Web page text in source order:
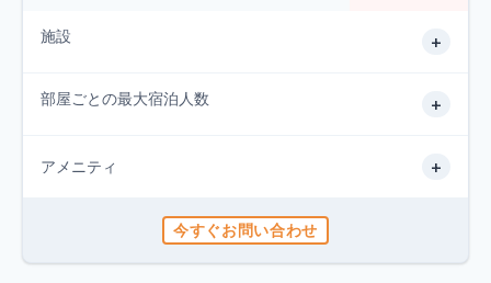
施設 +
部屋ごとの最大宿泊人数 +
アメニティ +
今すぐお問い合わせ